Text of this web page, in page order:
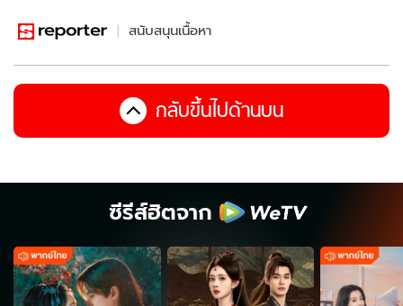
สนับสนุนเนื้อหา
กลับขึ้นไปด้านบน
ซีรีส์ฮิตจาก